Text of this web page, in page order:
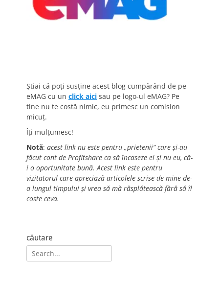
Știai că poți susține acest blog cumpărând de pe
eMAG cu un click aici sau pe logo-ul eMAG? Pe
tine nu te costă nimic, eu primesc un comision
micuț.
Îți mulțumesc!
Notă: acest link nu este pentru „prietenii” care și-au
făcut cont de Profitshare ca să încaseze ei și nu eu, că-
i o oportunitate bună. Acest link este pentru
vizitatorul care apreciază articolele scrise de mine de-
a lungul timpului și vrea să mă răsplătească fără să îl
coste ceva.
căutare
Search
for: